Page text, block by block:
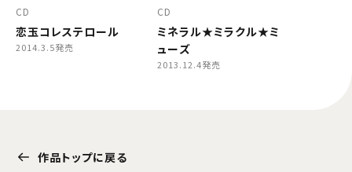
CD
恋玉コレステロール
2014.3.5発売
CD
ミネラル★ミラクル★ミ
ューズ
2013.12.4発売
作品トップに戻る